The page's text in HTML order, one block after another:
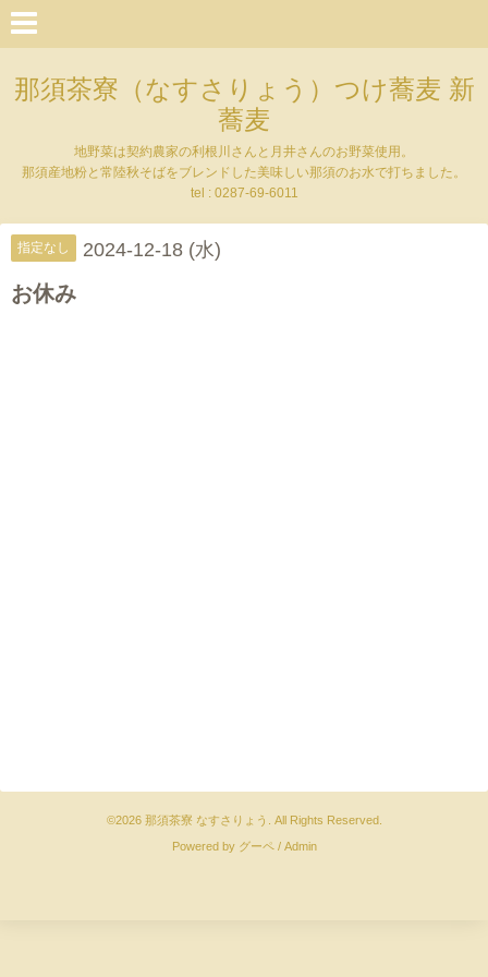
那須茶寮（なすさりょう）つけ蕎麦 新
蕎麦
地野菜は契約農家の利根川さんと月井さんのお野菜使用。
那須産地粉と常陸秋そばをブレンドした美味しい那須のお水で打ちました。
tel : 0287-69-6011
指定なし 2024-12-18 (水)
お休み
©2026 那須茶寮 なすさりょう
. All Rights Reserved.
Powered by グーペ/ Admin